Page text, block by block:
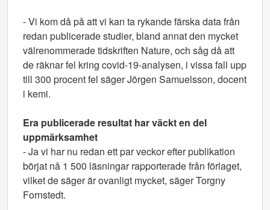
- Vi kom då på att vi kan ta rykande färska data från
redan publicerade studier, bland annat den mycket
välrenommerade tidskriften Nature, och såg då att
de räknar fel kring covid-19-analysen, i vissa fall upp
till 300 procent fel säger Jörgen Samuelsson, docent
i kemi.
Era publicerade resultat har väckt en del
uppmärksamhet
- Ja vi har nu redan ett par veckor efter publikation
börjat nå 1 500 läsningar rapporterade från förlaget,
vilket de säger är ovanligt mycket, säger Torgny
Fornstedt.